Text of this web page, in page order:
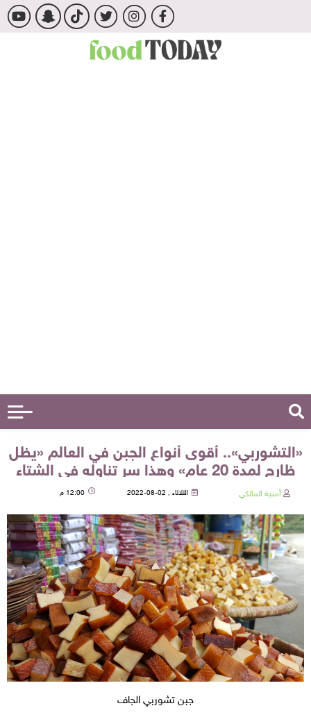
«التشوربي».. أقوى أنواع الجبن في العالم «يظل
ظارج لمدة 20 عام» وهذا سر تناوله في الشتاء
أمنية المالكي الثلاثاء , 02-08-2022 12:00 م
جبن تشوربي الجاف